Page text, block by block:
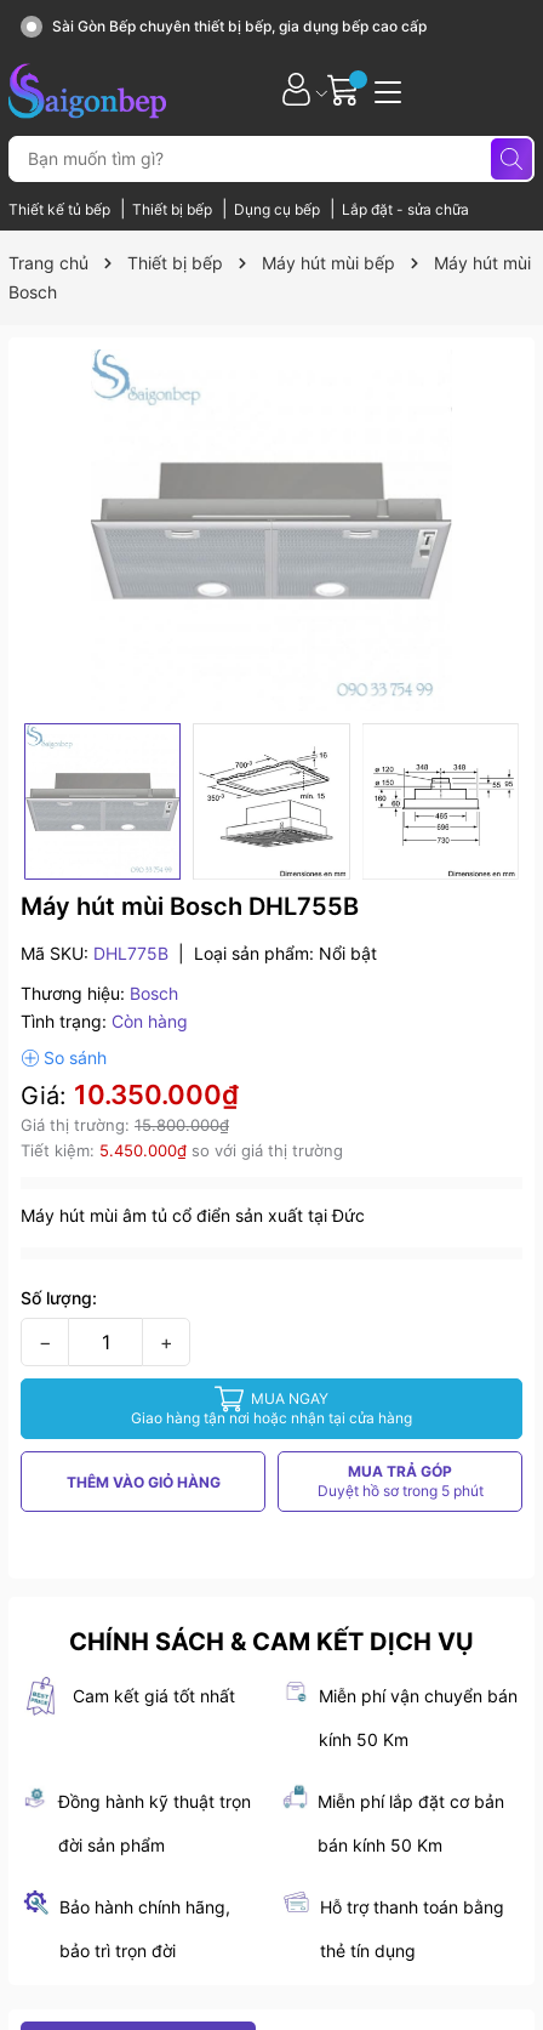
Sài Gòn Bếp chuyên thiết bị bếp, gia dụng bếp cao cấp
Thiết kế tủ bếp Thiết bị bếp Dụng cụ bếp Lắp đặt - sửa chữa
Trang chủ Thiết bị bếp Máy hút mùi bếp
Máy hút mùi
Bosch
Máy hút mùi Bosch DHL755B
Mã SKU: DHL775B Loại sản phẩm: Nổi bật
Thương hiệu: Bosch
Tình trạng: Còn hàng
Giá: 10.350.000₫
Giá thị trường: 15.800.000₫
Tiết kiệm: 5.450.000₫ so với giá thị trường
Máy hút mùi âm tủ cổ điển sản xuất tại Đức
Số lượng:
− +
MUA NGAY
Giao hàng tận nơi hoặc nhận tại cửa hàng
THÊM VÀO GIỎ HÀNG
MUA TRẢ GÓP
Duyệt hồ sơ trong 5 phút
CHÍNH SÁCH & CAM KẾT DỊCH VỤ
Cam kết giá tốt nhất Miễn phí vận chuyển bán
kính 50 Km
Đồng hành kỹ thuật trọn
đời sản phẩm
Miễn phí lắp đặt cơ bản
bán kính 50 Km
Bảo hành chính hãng,
bảo trì trọn đời
Hỗ trợ thanh toán bằng
thẻ tín dụng